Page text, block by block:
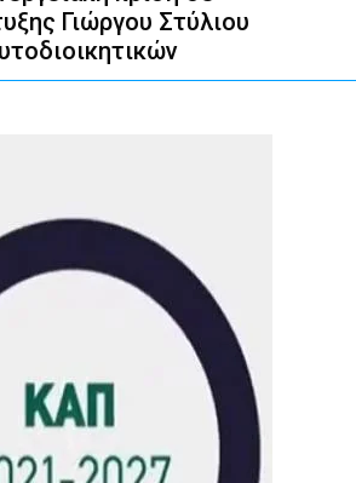
Γιώργου Στύλιου